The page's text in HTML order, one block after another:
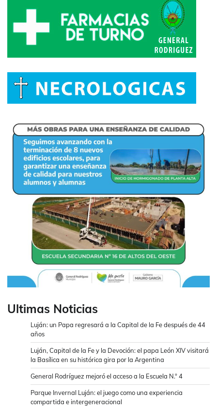
Ultimas Noticias
Luján: un Papa regresará a la Capital de la Fe después de 44
años
Luján, Capital de la Fe y la Devoción: el papa León XIV visitará
la Basílica en su histórica gira por la Argentina
General Rodríguez mejoró el acceso a la Escuela N.° 4
Parque Invernal Luján: el juego como una experiencia
compartida e intergeneracional